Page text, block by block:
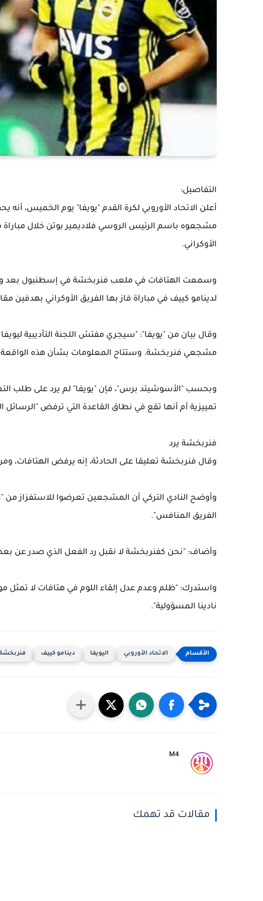
التفاصيل:
أعلن الاتحاد الأوروبي لكرة القدم "يويفا" يوم الخميس،
مشجعوه باسم الرئيس الروسي فلاديمير بوتن خلال مباراة
الأوكراني.
وسمعت الهتافات في ملعب فنربخشة في إسطنبول بعد
لدينامو كييف في مباراة فاز بها الفريق الأوكراني بهدفين
وقال بيان من "يويفا": "سيجري مفتش اللجنة التأديبية
مشجعي فنربخشة. وستتاح المعلومات بشأن هذه الواقعة
وبحسب "الأسوشيتد برس"، فإن "يويفا" لم يرد على طلب
تمييزية أم أنها تقع في نطاق القاعدة التي ترفض "الرسائل
فنربخشة يرد
وقال فنربخشة تعليقا على الحادثة، إنه يرفض الهتافات، ومن
وأوضح النادي التركي أن المشجعين تعرضوا للاستفزاز
الفريق المنافس".
وأضاف: "نحن كفنربخشة لا نقبل رد الفعل الذي صدر عن
واستدرك: "ظلم وعدم عدل إلقاء اللوم في هتافات لا تمثل
نادينا المسؤولية".
الاتحاد الأوروبي اليويفا دينامو كييف
M4
مقالات قد تهمك